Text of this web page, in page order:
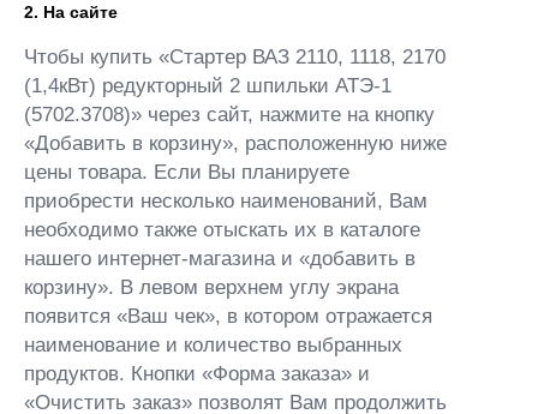
2. На сайте
Чтобы купить «Стартер ВАЗ 2110, 1118, 2170
(1,4кВт) редукторный 2 шпильки АТЭ-1
(5702.3708)» через сайт, нажмите на кнопку
«Добавить в корзину», расположенную ниже
цены товара. Если Вы планируете
приобрести несколько наименований, Вам
необходимо также отыскать их в каталоге
нашего интернет-магазина и «добавить в
корзину». В левом верхнем углу экрана
появится «Ваш чек», в котором отражается
наименование и количество выбранных
продуктов. Кнопки «Форма заказа» и
«Очистить заказ» позволят Вам продолжить